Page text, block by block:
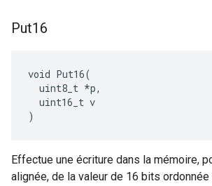
Put16
void Put16(
  uint8_t *p,
  uint16_t v
)
Effectue une écriture dans la mémoire,
alignée, de la valeur de 16 bits